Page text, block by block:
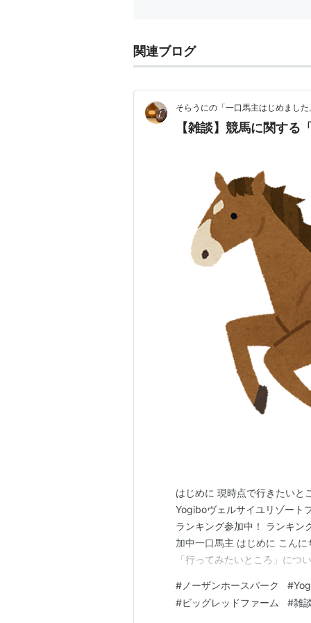
関連ブログ
そらうにの「一口馬主はじめました
【雑談】競馬に関する
はじめに 現時点で行きたいと
Yogiboヴェルサイユリゾート
ランキング参加中！ ランキン
加中一口馬主 はじめに こん
「行ってみたいところ」につ
「行きたいところある？」と
は話が別。 行きたいところは
# ノーザンホースパーク #
#ビッグレッドファーム #雑